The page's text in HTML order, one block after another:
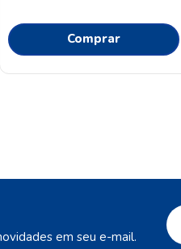
Comprar
em seu e-mail.